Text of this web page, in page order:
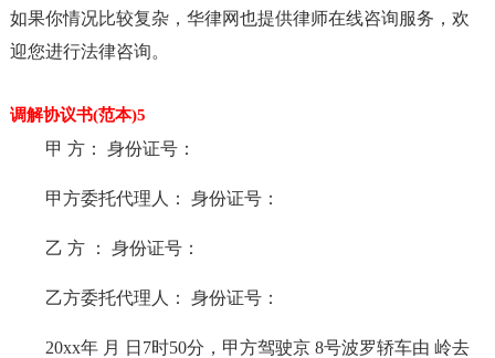
如果你情况比较复杂，华律网也提供律师在线咨询服务，欢
迎您进行法律咨询。
调解协议书(范本)5
甲 方： 身份证号：
甲方委托代理人： 身份证号：
乙 方 ： 身份证号：
乙方委托代理人： 身份证号：
20xx年 月 日7时50分，甲方驾驶京 8号波罗轿车由 岭去